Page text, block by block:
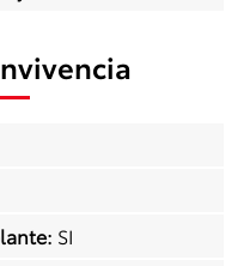
: SI